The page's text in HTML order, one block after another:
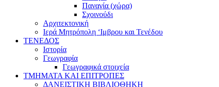
Παναγία (χώρα)
Σχοινούδι
Αρχιτεκτονική
Ιερά Μητρόπολη ‘Ιμβρου και Τενέδου
ΤΕΝΕΔΟΣ
Ιστορία
Γεωγραφία
Γεωγραφικά στοιχεία
ΤΜΗΜΑΤΑ ΚΑΙ ΕΠΙΤΡΟΠΕΣ
ΔΑΝΕΙΣΤΙΚΗ ΒΙΒΛΙΟΘΗΚΗ